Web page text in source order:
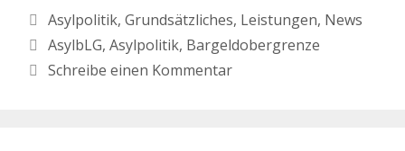
Asylpolitik, Grundsätzliches, Leistungen, News
AsylbLG, Asylpolitik, Bargeldobergrenze
Schreibe einen Kommentar